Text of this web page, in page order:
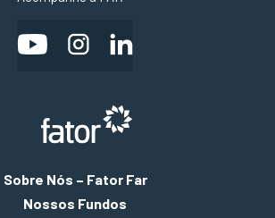
Sobre Nós – Fator Far
Nossos Fundos